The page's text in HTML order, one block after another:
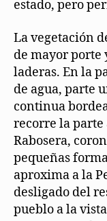
estado, pero
La vegetación
de mayor porte
laderas. En la
de agua, parte
continua
recorre la
Rabosera,
pequeñas
aproxima a la
desligado del
pueblo a la